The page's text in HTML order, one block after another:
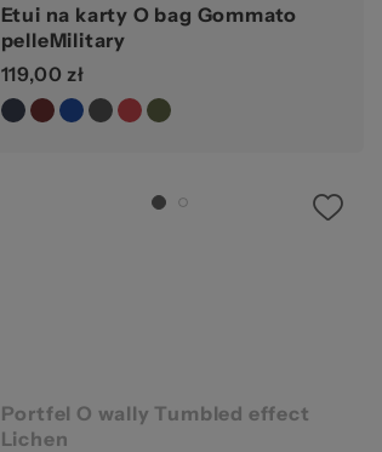
Etui na karty O bag Gommato
pelleMilitary
119,00 zł
Portfel O wally Tumbled effect
Lichen